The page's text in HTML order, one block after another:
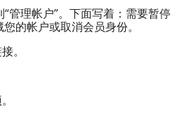
管理帐户”。下面写着：需要暂停
的帐户或取消会员身份。
。